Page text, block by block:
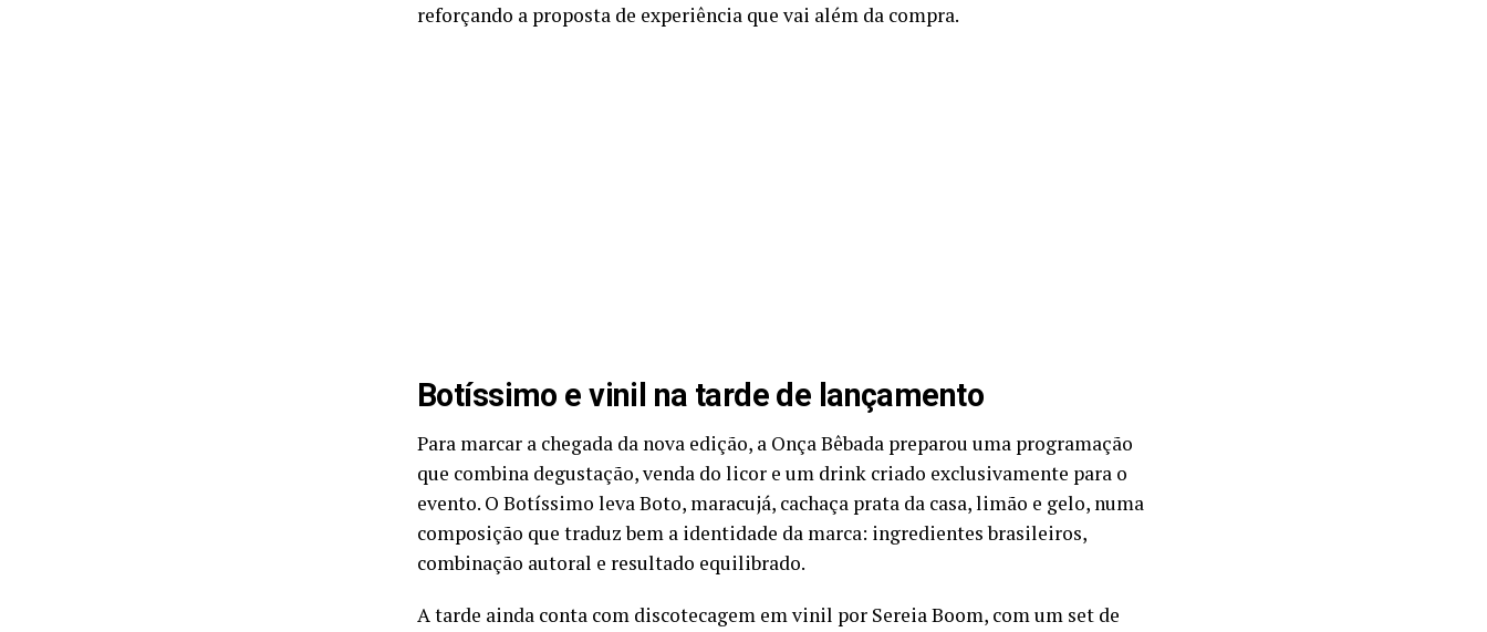
reforçando a proposta de experiência que vai além da compra.
Botíssimo e vinil na tarde de lançamento
Para marcar a chegada da nova edição, a Onça Bêbada preparou uma programação
que combina degustação, venda do licor e um drink criado exclusivamente para o
evento. O Botíssimo leva Boto, maracujá, cachaça prata da casa, limão e gelo, numa
composição que traduz bem a identidade da marca: ingredientes brasileiros,
combinação autoral e resultado equilibrado.
A tarde ainda conta com discotecagem em vinil por Sereia Boom, com um set de